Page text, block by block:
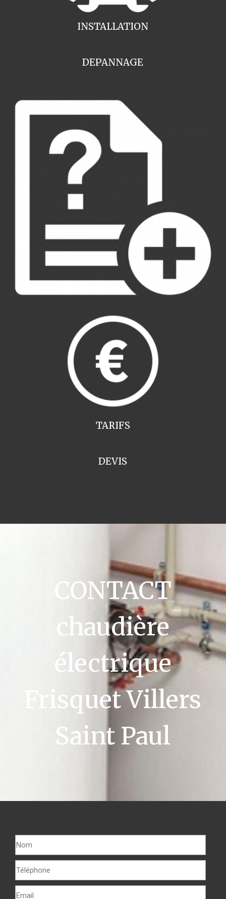
INSTALLATION
DEPANNAGE
TARIFS
DEVIS
CONTACT
chaudière
électrique
Frisquet Villers
Saint Paul